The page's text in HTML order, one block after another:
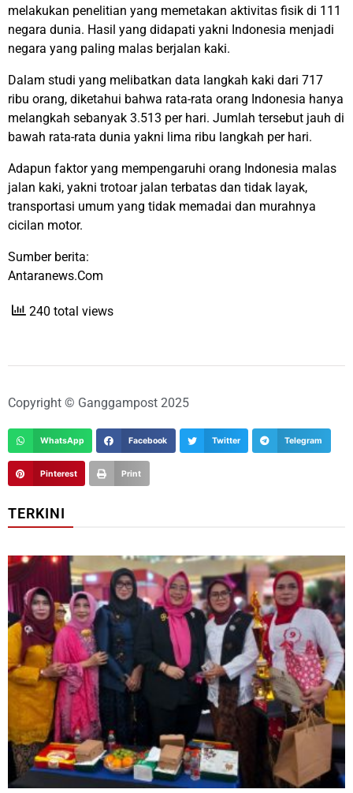
melakukan penelitian yang memetakan aktivitas fisik di 111
negara dunia. Hasil yang didapati yakni Indonesia menjadi
negara yang paling malas berjalan kaki.
Dalam studi yang melibatkan data langkah kaki dari 717
ribu orang, diketahui bahwa rata-rata orang Indonesia hanya
melangkah sebanyak 3.513 per hari. Jumlah tersebut jauh di
bawah rata-rata dunia yakni lima ribu langkah per hari.
Adapun faktor yang mempengaruhi orang Indonesia malas
jalan kaki, yakni trotoar jalan terbatas dan tidak layak,
transportasi umum yang tidak memadai dan murahnya
cicilan motor.
Sumber berita:
Antaranews.Com
240 total views
Copyright © Ganggampost 2025
WhatsApp Facebook Twitter Telegram
Pinterest Print
TERKINI